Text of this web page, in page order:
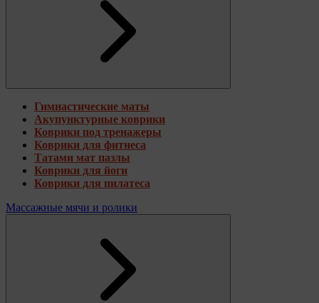
Гимнастические маты
Акупунктурные коврики
Коврики под тренажеры
Коврики для фитнеса
Татами мат пазлы
Коврики для йоги
Коврики для пилатеса
Массажные мячи и ролики